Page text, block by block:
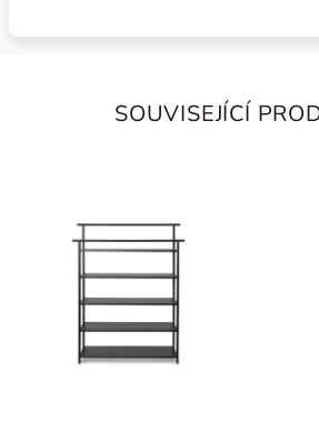
SOUVISEJÍCÍ